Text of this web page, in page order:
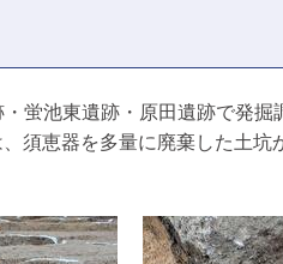
蛍池東遺跡・原田遺跡で発
須恵器を多量に廃棄した土